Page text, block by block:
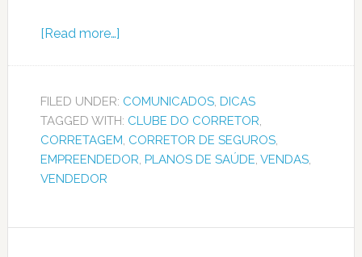
[Read more…]
FILED UNDER: COMUNICADOS, DICAS
TAGGED WITH: CLUBE DO CORRETOR,
CORRETAGEM, CORRETOR DE SEGUROS,
EMPREENDEDOR, PLANOS DE SAÚDE, VENDAS,
VENDEDOR